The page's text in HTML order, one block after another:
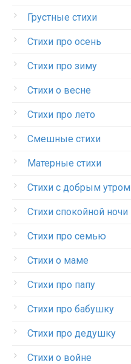
Грустные стихи
Стихи про осень
Стихи про зиму
Стихи о весне
Стихи про лето
Смешные стихи
Матерные стихи
Стихи с добрым утром
Стихи спокойной ночи
Стихи про семью
Стихи о маме
Стихи про папу
Стихи про бабушку
Стихи про дедушку
Стихи о войне